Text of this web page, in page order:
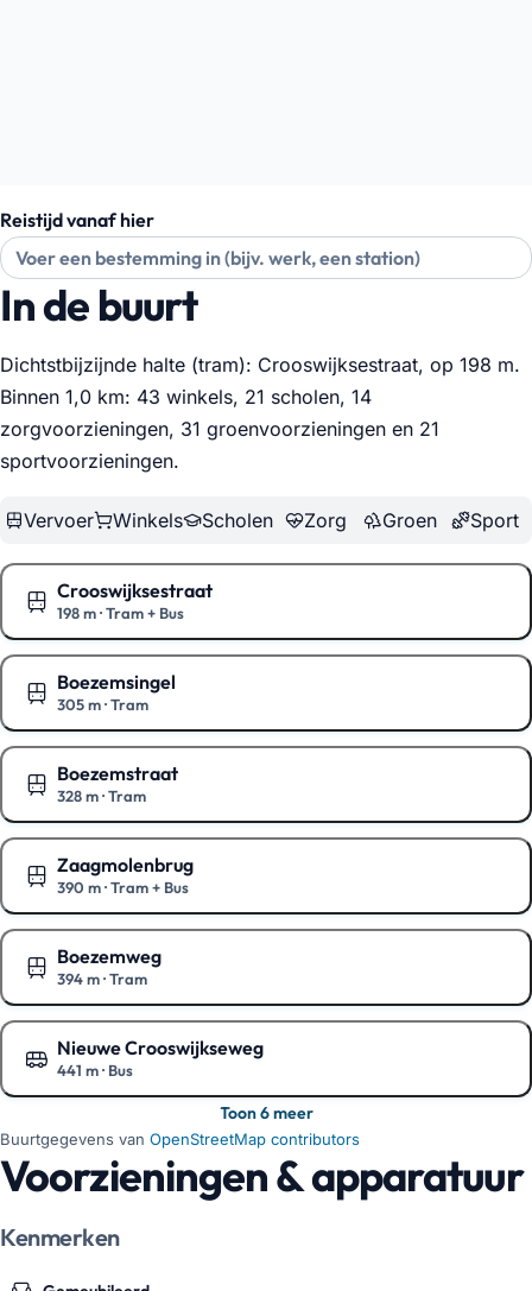
Reistijd vanaf hier
In de buurt
Dichtstbijzijnde halte (tram): Crooswijksestraat, op 198 m.
Binnen 1,0 km: 43 winkels, 21 scholen, 14
zorgvoorzieningen, 31 groenvoorzieningen en 21
sportvoorzieningen.
Vervoer Winkels Scholen Zorg Groen Sport
Crooswijksestraat
198 m·Tram + Bus
Toon op de kaart
Boezemsingel
305 m·Tram
Toon op de kaart
Boezemstraat
328 m·Tram
Toon op de kaart
Zaagmolenbrug
390 m·Tram + Bus
Toon op de kaart
Boezemweg
394 m·Tram
Toon op de kaart
Nieuwe Crooswijkseweg
441 m· Bus
Toon op de kaart
Toon 6 meer
Buurtgegevens van OpenStreetMap contributors
Voorzieningen & apparatuur
Kenmerken